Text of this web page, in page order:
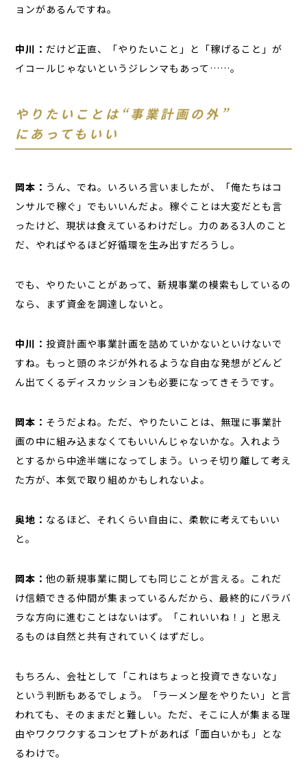
ョンがあるんですね。
中川： だけど正直、「やりたいこと」と「稼げること」が
イコールじゃないというジレンマもあって……。
やりたいことは“事業計画の外”
にあってもいい
岡本： うん、でね。いろいろ言いましたが、「俺たちはコ
ンサルで稼ぐ」でもいいんだよ。稼ぐことは大変だとも言
ったけど、現状は食えているわけだし。力のある3人のこと
だ、やればやるほど好循環を生み出すだろうし。
でも、やりたいことがあって、新規事業の模索もしているの
なら、まず資金を調達しないと。
中川： 投資計画や事業計画を詰めていかないといけないで
すね。もっと頭のネジが外れるような自由な発想がどんど
ん出てくるディスカッションも必要になってきそうです。
岡本： そうだよね。ただ、やりたいことは、無理に事業計
画の中に組み込まなくてもいいんじゃないかな。入れよう
とするから中途半端になってしまう。いっそ切り離して考え
た方が、本気で取り組めかもしれないよ。
奥地： なるほど、それくらい自由に、柔軟に考えてもいい
と。
岡本：他の新規事業に関しても同じことが言える。これだ
け信頼できる仲間が集まっているんだから、最終的にバラバ
ラな方向に進むことはないはず。「これいいね！」と思え
るものは自然と共有されていくはずだし。
もちろん、会社として「これはちょっと投資できないな」
という判断もあるでしょう。「ラーメン屋をやりたい」と言
われても、そのままだと難しい。ただ、そこに人が集まる理
由やワクワクするコンセプトがあれば「面白いかも」とな
るわけで。